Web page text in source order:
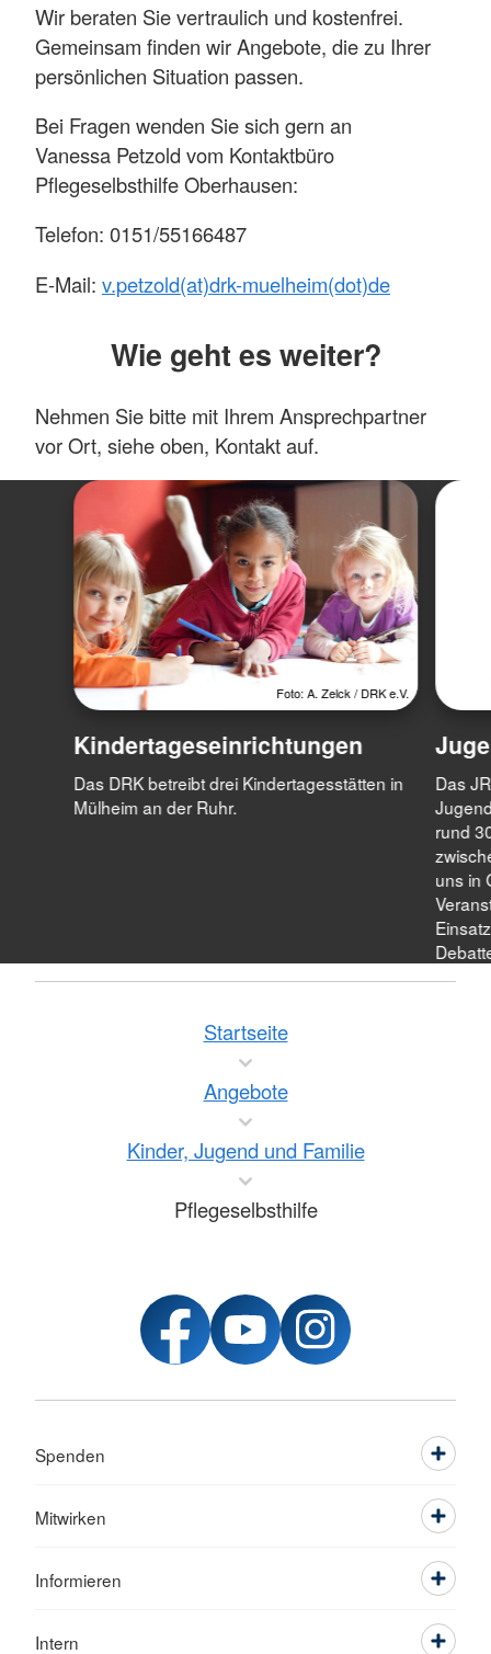
Wir beraten Sie vertraulich und kostenfrei.
Gemeinsam finden wir Angebote, die zu Ihrer
persönlichen Situation passen.
Bei Fragen wenden Sie sich gern an
Vanessa Petzold vom Kontaktbüro
Pflegeselbsthilfe Oberhausen:
Telefon: 0151/55166487
E-Mail: v.petzold(at)drk-muelheim(dot)de
Wie geht es weiter?
Nehmen Sie bitte mit Ihrem Ansprechpartner
vor Ort, siehe oben, Kontakt auf.
Foto: A. Zelck / DRK e.V.
Kindertageseinrichtungen
Das DRK betreibt drei Kindertagesstätten in
Mülheim an der Ruhr.
Das
rund
uns in
Startseite
Angebote
Kinder, Jugend und Familie
Pflegeselbsthilfe
Spenden
Mitwirken
Informieren
Intern